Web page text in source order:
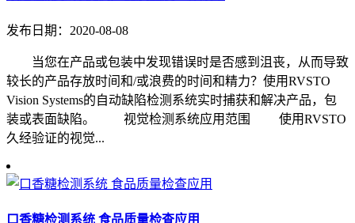
发布日期：2020-08-08
当您在产品或包装中发现错误时是否感到沮丧，从而导致
较长的产品存放时间和/或浪费的时间和精力？使用RVSTO
Vision Systems的自动缺陷检测系统实时捕获和解决产品，包
装或表面缺陷。 视觉检测系统应用范围 使用RVSTO
久经验证的视觉...
口香糖检测系统 食品质量检查应用